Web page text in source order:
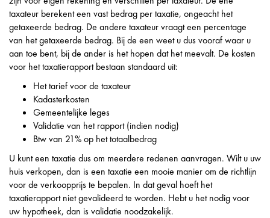
taxateur berekent een vast bedrag per taxatie, ongeacht het
getaxeerde bedrag. De andere taxateur vraagt een percentage
van het getaxeerde bedrag. Bij de een weet u dus vooraf waar u
aan toe bent, bij de ander is het hopen dat het meevalt. De kosten
voor het taxatierapport bestaan standaard uit:
Het tarief voor de taxateur
Kadasterkosten
Gemeentelijke leges
Validatie van het rapport (indien nodig)
Btw van 21% op het totaalbedrag
U kunt een taxatie dus om meerdere redenen aanvragen. Wilt u uw
huis verkopen, dan is een taxatie een mooie manier om de richtlijn
voor de verkoopprijs te bepalen. In dat geval hoeft het
taxatierapport niet gevalideerd te worden. Hebt u het nodig voor
uw hypotheek, dan is validatie noodzakelijk.